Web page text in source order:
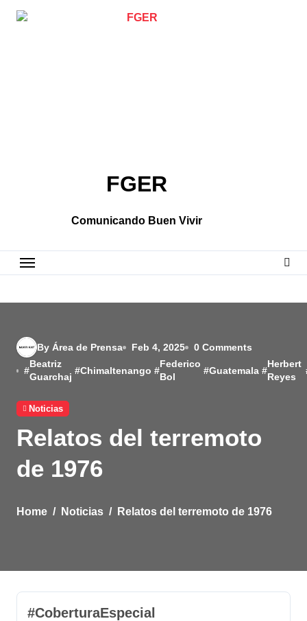
FGER
Comunicando Buen Vivir
By Área de Prensa Feb 4, 2025 0 Comments
#
Beatriz
Guarchaj
#Chimaltenango #
Federico
Bol
#Guatemala #
Herbert
Reyes
Noticias
Relatos del terremoto
de 1976
Home Noticias Relatos del terremoto de 1976
#CoberturaEspecial